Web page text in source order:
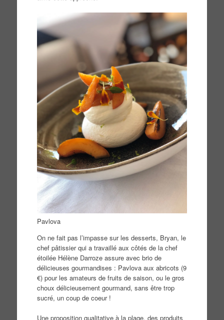
Pavlova
On ne fait pas l’impasse sur les desserts, Bryan, le
chef pâtissier qui a travaillé aux côtés de la chef
étoilée Hélène Darroze assure avec brio de
délicieuses gourmandises : Pavlova aux abricots (9
€) pour les amateurs de fruits de saison, ou le gros
choux délicieusement gourmand, sans être trop
sucré, un coup de coeur !
Une proposition qualitative à la plage, des produits